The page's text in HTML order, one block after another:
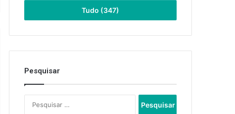
Tudo (347)
Pesquisar
por: